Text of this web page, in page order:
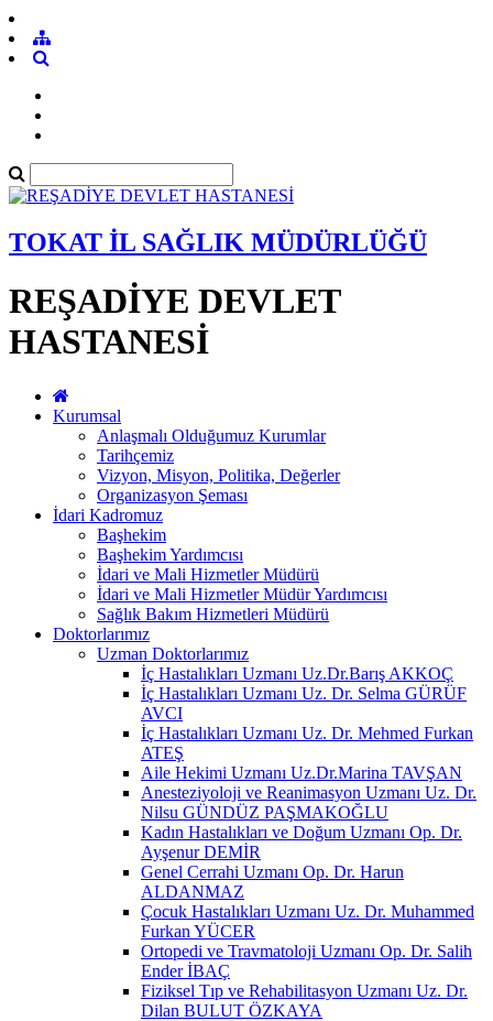
TOKAT İL SAĞLIK MÜDÜRLÜĞÜ
REŞADİYE DEVLET
HASTANESİ
Kurumsal
Anlaşmalı Olduğumuz Kurumlar
Tarihçemiz
Vizyon, Misyon, Politika, Değerler
Organizasyon Şeması
İdari Kadromuz
Başhekim
Başhekim Yardımcısı
İdari ve Mali Hizmetler Müdürü
İdari ve Mali Hizmetler Müdür Yardımcısı
Sağlık Bakım Hizmetleri Müdürü
Doktorlarımız
Uzman Doktorlarımız
İç Hastalıkları Uzmanı Uz.Dr.Barış AKKOÇ
İç Hastalıkları Uzmanı Uz. Dr. Selma GÜRÜF
AVCI
İç Hastalıkları Uzmanı Uz. Dr. Mehmed Furkan
ATEŞ
Aile Hekimi Uzmanı Uz.Dr.Marina TAVŞAN
Anesteziyoloji ve Reanimasyon Uzmanı Uz. Dr.
Nilsu GÜNDÜZ PAŞMAKOĞLU
Kadın Hastalıkları ve Doğum Uzmanı Op. Dr.
Ayşenur DEMİR
Genel Cerrahi Uzmanı Op. Dr. Harun
ALDANMAZ
Çocuk Hastalıkları Uzmanı Uz. Dr. Muhammed
Furkan YÜCER
Ortopedi ve Travmatoloji Uzmanı Op. Dr. Salih
Ender İBAÇ
Fiziksel Tıp ve Rehabilitasyon Uzmanı Uz. Dr.
Dilan BULUT ÖZKAYA